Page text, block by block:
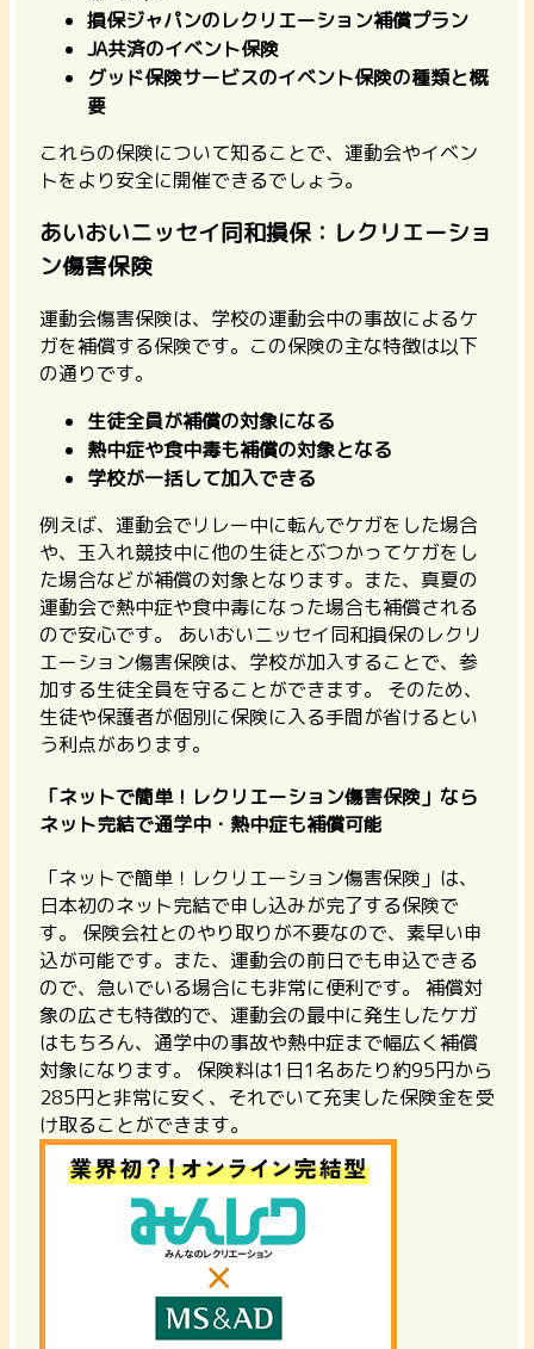
損保ジャパンのレクリエーション補償プラン
JA共済のイベント保険
グッド保険サービスのイベント保険の種類と概
要
これらの保険について知ることで、運動会やイベン
トをより安全に開催できるでしょう。
あいおいニッセイ同和損保：レクリエーショ
ン傷害保険
運動会傷害保険は、学校の運動会中の事故によるケ
ガを補償する保険です。この保険の主な特徴は以下
の通りです。
生徒全員が補償の対象になる
熱中症や食中毒も補償の対象となる
学校が一括して加入できる
例えば、運動会でリレー中に転んでケガをした場合
や、玉入れ競技中に他の生徒とぶつかってケガをし
た場合などが補償の対象となります。また、 真夏の
運動会で熱中症や食中毒になった場合も補償される
ので安心です。
あいおいニッセイ同和損保のレクリ
エーション傷害保険は、学校が加入することで、参
加する生徒全員を守ることができます。 そのため、
生徒や保護者が個別に保険に入る手間が省けるとい
う利点があります。
「ネットで簡単！レクリエーション傷害保険」なら
ネット完結で通学中・熱中症も補償可能
「ネットで簡単！レクリエーション傷害保険」は、
日本初のネット完結で申し込みが完了する保険で
す。
保険会社とのやり取りが不要なので、素早い申
込が可能です。また、運動会の前日でも申込できる
ので、急いでいる場合にも非常に便利です。 補償対
象の広さも特徴的で、運動会の最中に発生したケガ
はもちろん、通学中の事故や熱中症まで幅広く補償
対象になります。 保険料は1日1名あたり約95円から
285円と非常に安く、それでいて充実した保険金を受
け取ることができます。